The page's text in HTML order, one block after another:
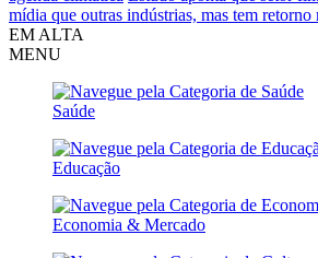
mídia que outras indústrias, mas tem retorno
EM ALTA
MENU
Saúde
Educação
Economia & Mercado